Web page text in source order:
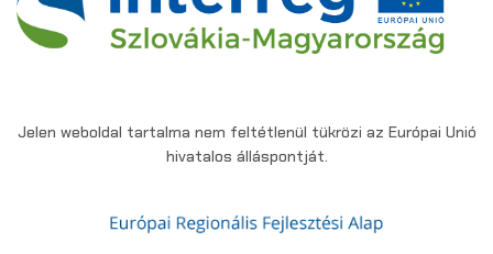
Jelen weboldal tartalma nem feltétlenül tükrözi az Európai Unió
hivatalos álláspontját.